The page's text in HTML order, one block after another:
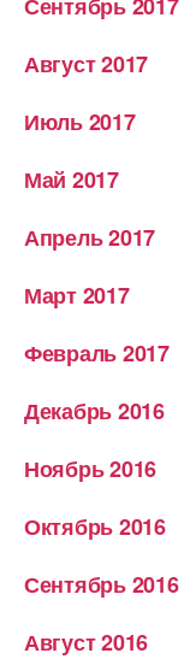
Август 2017
Июль 2017
Май 2017
Апрель 2017
Март 2017
Февраль 2017
Декабрь 2016
Ноябрь 2016
Октябрь 2016
Сентябрь 2016
Август 2016